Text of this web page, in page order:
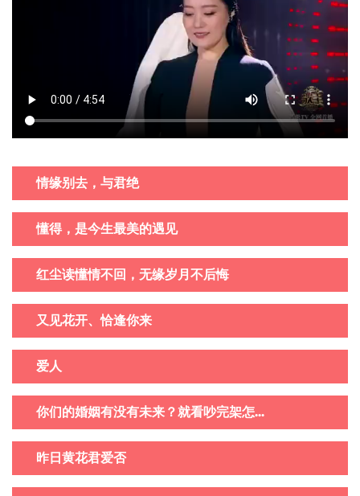
情缘别去，与君绝
懂得，是今生最美的遇见
红尘读懂情不回，无缘岁月不后悔
又见花开、恰逢你来
爱人
你们的婚姻有没有未来？就看吵完架怎...
昨日黄花君爱否